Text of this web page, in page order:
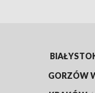
GORZÓW